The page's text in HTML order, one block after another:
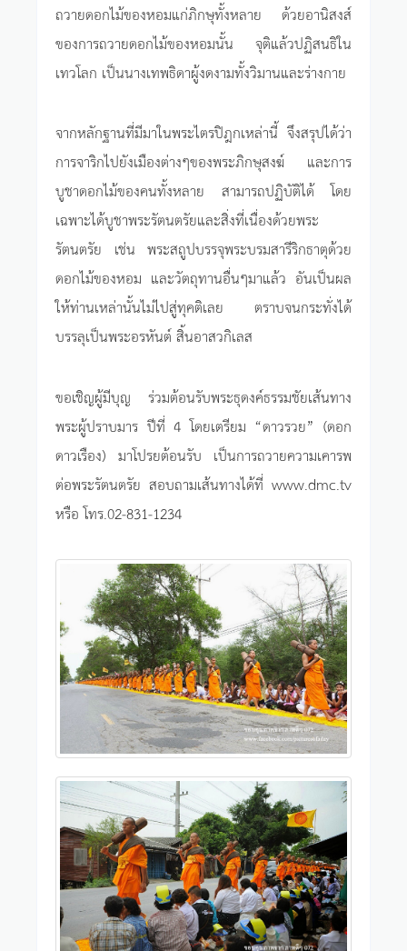
ถวายดอกไม้ของหอมแก่ภิกษุทั้งหลาย ด้วยอานิสงส์
ของการถวายดอกไม้ของหอมนั้น จุติแล้วปฏิสนธิใน
เทวโลก เป็นนางเทพธิดาผู้งดงามทั้งวิมานและร่างกาย
จากหลักฐานที่มีมาในพระไตรปิฎกเหล่านี้ จึงสรุปได้ว่า
การจาริกไปยังเมืองต่างๆของพระภิกษุสงฆ์ และการ
บูชาดอกไม้ของคนทั้งหลาย สามารถปฏิบัติได้ โดย
เฉพาะได้บูชาพระรัตนตรัยและสิ่งที่เนื่องด้วยพระ
รัตนตรัย เช่น พระสถูปบรรจุพระบรมสารีริกธาตุด้วย
ดอกไม้ของหอม และวัตถุทานอื่นๆมาแล้ว อันเป็นผล
ให้ท่านเหล่านั้นไม่ไปสู่ทุคติเลย ตราบจนกระทั่งได้
บรรลุเป็นพระอรหันต์ สิ้นอาสวกิเลส
ขอเชิญผู้มีบุญ ร่วมต้อนรับพระธุดงค์ธรรมชัยเส้นทาง
พระผู้ปราบมาร ปีที่ 4 โดยเตรียม “ดาวรวย” (ดอก
ดาวเรือง) มาโปรยต้อนรับ เป็นการถวายความเคารพ
ต่อพระรัตนตรัย สอบถามเส้นทางได้ที่ www.dmc.tv
หรือ โทร.02-831-1234